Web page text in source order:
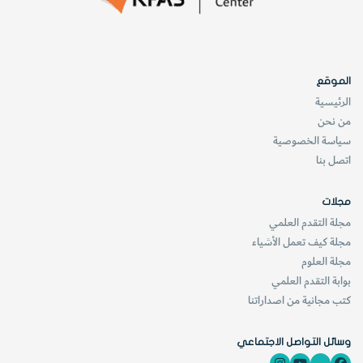
الموقع
الرئيسية
من نحن
سياسة الخصوصية
اتصل بنا
مجلات
مجلة التقدم العلمي
مجلة كيف تعمل الأشياء
مجلة العلوم
بوابة التقدم العلمي
كتب مجانية من اصداراتنا
وسائل التواصل الاجتماعي